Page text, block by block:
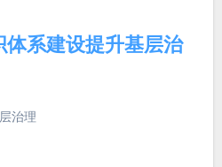
系建设提升基层治
治理